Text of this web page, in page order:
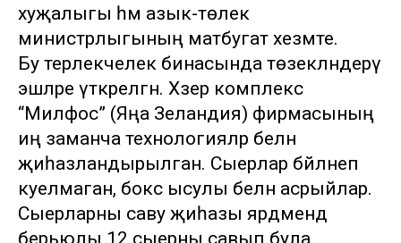
хуҗалыгы һәм азык-төлек
министрлыгының матбугат хезмәте.
Бу терлекчелек бинасында төзекләндерү
эшләре үткәрелгән. Хәзер комплекс
“Милфос” (Яңа Зеландия) фирмасының
иң заманча технологияләр белән
җиһазландырылган. Сыерлар бәйләнеп
куелмаган, бокс ысулы белән асрыйлар.
Сыерларны саву җиһазы ярдәмендә
берьюлы 12 сыерны савып була.